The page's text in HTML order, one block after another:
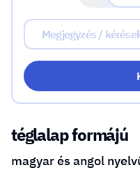
téglalap formájú
magyar és angol